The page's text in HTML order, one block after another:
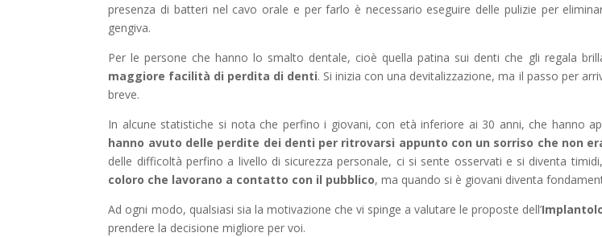
presenza di batteri nel cavo orale e per farlo è necessario eseguire delle pulizie per
gengiva.
Per le persone che hanno lo smalto dentale, cioè quella patina sui denti che gli regala
maggiore facilità di perdita di denti. Si inizia con una devitalizzazione, ma il passo per
breve.
In alcune statistiche si nota che perfino i giovani, con età inferiore ai 30 anni, che hanno
hanno avuto delle perdite dei denti per ritrovarsi appunto con un sorriso che non
delle difficoltà perfino a livello di sicurezza personale, ci si sente osservati e si diventa
coloro che lavorano a contatto con il pubblico, ma quando si è giovani diventa
Ad ogni modo, qualsiasi sia la motivazione che vi spinge a valutare le proposte dell’
prendere la decisione migliore per voi.